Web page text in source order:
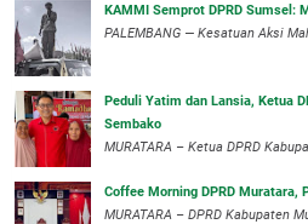
KAMMI Semprot DPRD Sumsel:
PALEMBANG — Kesatuan Aksi
Peduli Yatim dan Lansia, Ketua
Sembako
MURATARA – Ketua DPRD
Coffee Morning DPRD Muratara,
MURATARA – DPRD Kabupaten